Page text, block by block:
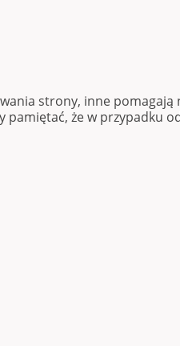
strony, inne
pamiętać, że w przypadku